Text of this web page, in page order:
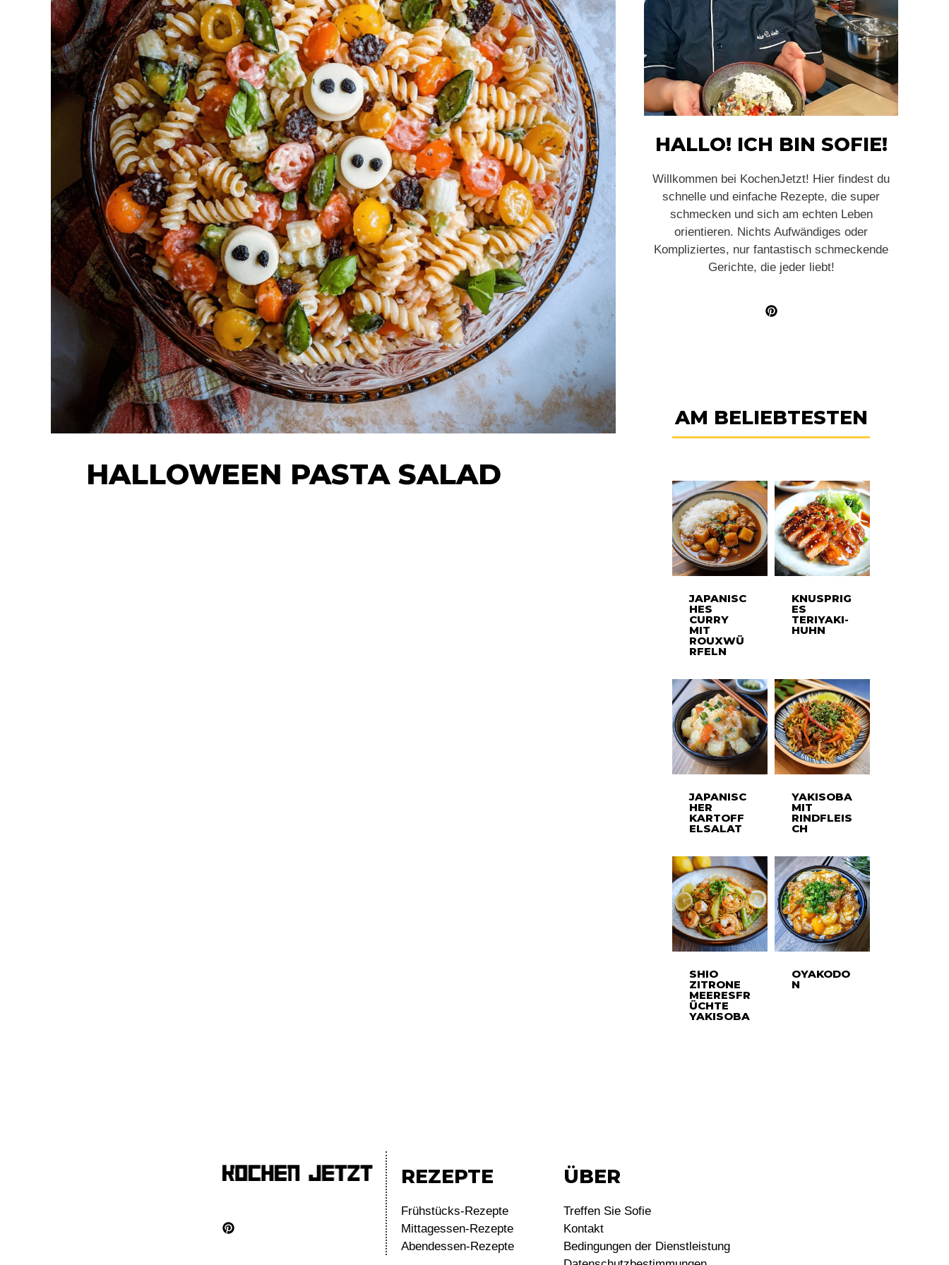
HALLOWEEN PASTA SALAD
HALLO! ICH BIN SOFIE!
Willkommen bei KochenJetzt! Hier findest du
schnelle und einfache Rezepte, die super
schmecken und sich am echten Leben
orientieren. Nichts Aufwändiges oder
Kompliziertes, nur fantastisch schmeckende
Gerichte, die jeder liebt!
AM BELIEBTESTEN
JAPANISC
HES
CURRY
MIT
ROUXWÜ
RFELN
KNUSPRIG
ES
TERIYAKI-
HUHN
JAPANISC
HER
KARTOFF
ELSALAT
YAKISOBA
MIT
RINDFLEIS
CH
SHIO
ZITRONE
MEERESFR
ÜCHTE
YAKISOBA
OYAKODO
N
REZEPTE
Frühstücks-Rezepte
Mittagessen-Rezepte
Abendessen-Rezepte
ÜBER
Treffen Sie Sofie
Kontakt
Bedingungen der Dienstleistung